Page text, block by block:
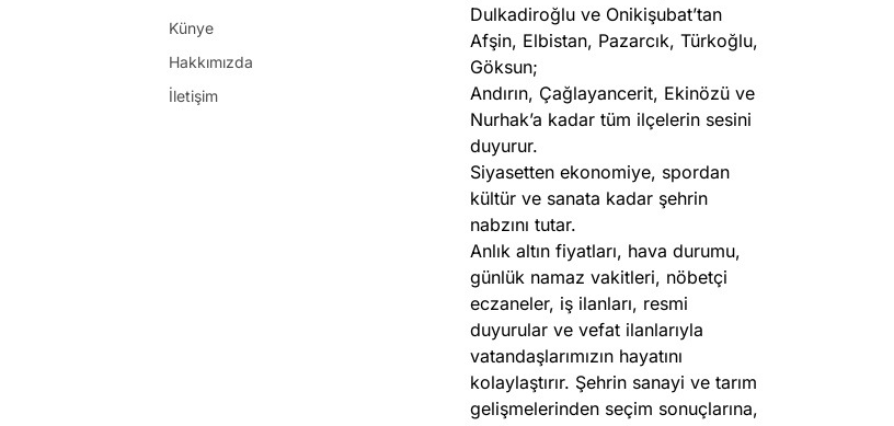
Künye
Hakkımızda
İletişim
Dulkadiroğlu ve Onikişubat’tan
Afşin, Elbistan, Pazarcık, Türkoğlu,
Göksun;
Andırın, Çağlayancerit, Ekinözü ve
Nurhak’a kadar tüm ilçelerin sesini
duyurur.
Siyasetten ekonomiye, spordan
kültür ve sanata kadar şehrin
nabzını tutar.
Anlık altın fiyatları, hava durumu,
günlük namaz vakitleri, nöbetçi
eczaneler, iş ilanları, resmi
duyurular ve vefat ilanlarıyla
vatandaşlarımızın hayatını
kolaylaştırır. Şehrin sanayi ve tarım
gelişmelerinden seçim sonuçlarına,